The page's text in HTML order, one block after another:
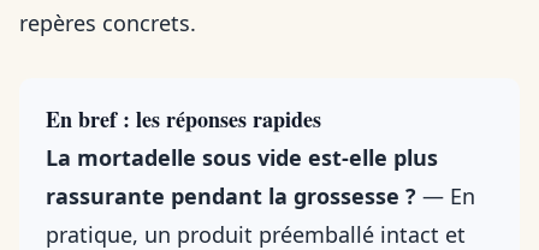
repères concrets.
En bref : les réponses rapides
La mortadelle sous vide est-elle plus
rassurante pendant la grossesse ? — En
pratique, un produit préemballé intact et